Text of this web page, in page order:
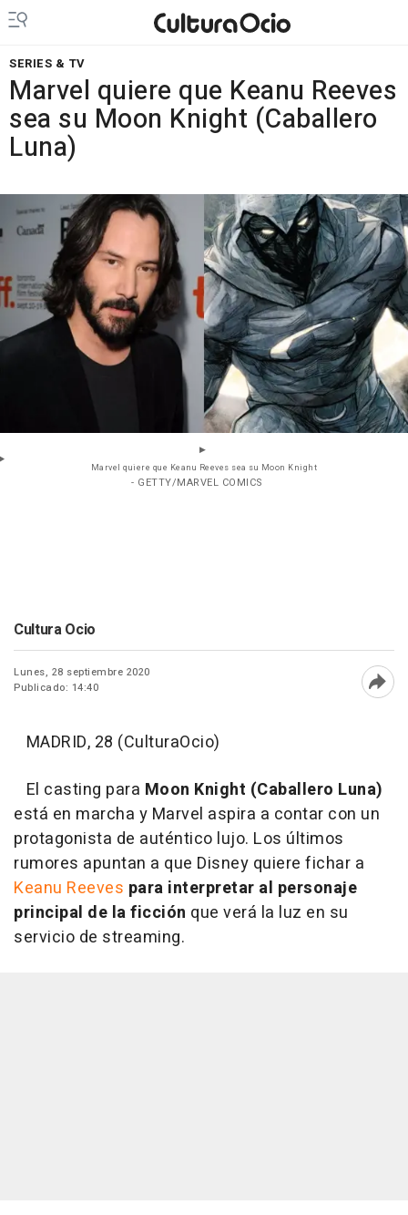
SERIES & TV
Marvel quiere que Keanu Reeves
sea su Moon Knight (Caballero
Luna)
Marvel quiere que Keanu Reeves sea su Moon Knight
- GETTY/MARVEL COMICS
Cultura Ocio
Lunes, 28 septiembre 2020
Publicado: 14:40
MADRID, 28 (CulturaOcio)
El casting para Moon Knight (Caballero Luna)
está en marcha y Marvel aspira a contar con un
protagonista de auténtico lujo. Los últimos
rumores apuntan a que Disney quiere fichar a
Keanu Reeves para interpretar al personaje
principal de la ficción que verá la luz en su
servicio de streaming.